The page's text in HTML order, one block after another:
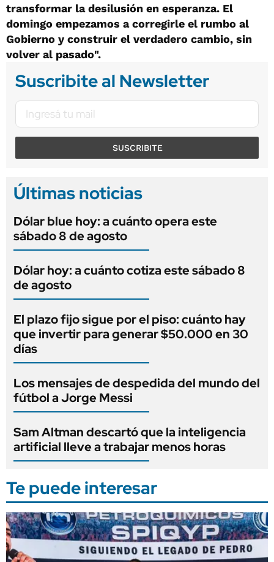
transformar la desilusión en esperanza. El
domingo empezamos a corregirle el rumbo al
Gobierno y construir el verdadero cambio, sin
volver al pasado".
Suscribite al Newsletter
SUSCRIBITE
Últimas noticias
Dólar blue hoy: a cuánto opera este
sábado 8 de agosto
Dólar hoy: a cuánto cotiza este sábado 8
de agosto
El plazo fijo sigue por el piso: cuánto hay
que invertir para generar $50.000 en 30
días
Los mensajes de despedida del mundo del
fútbol a Jorge Messi
Sam Altman descartó que la inteligencia
artificial lleve a trabajar menos horas
Te puede interesar